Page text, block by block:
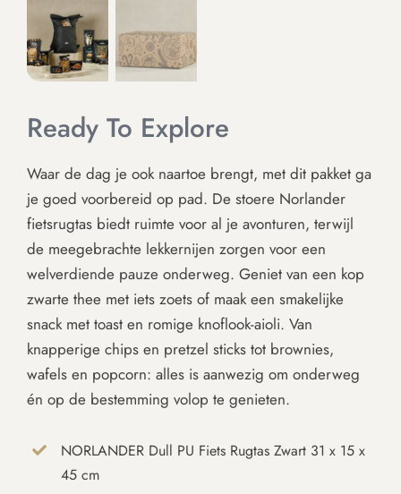
Ready To Explore
Waar de dag je ook naartoe brengt, met dit pakket ga
je goed voorbereid op pad. De stoere Norlander
fietsrugtas biedt ruimte voor al je avonturen, terwijl
de meegebrachte lekkernijen zorgen voor een
welverdiende pauze onderweg. Geniet van een kop
zwarte thee met iets zoets of maak een smakelijke
snack met toast en romige knoflook-aioli. Van
knapperige chips en pretzel sticks tot brownies,
wafels en popcorn: alles is aanwezig om onderweg
én op de bestemming volop te genieten.
NORLANDER Dull PU Fiets Rugtas Zwart 31 x 15 x
45 cm